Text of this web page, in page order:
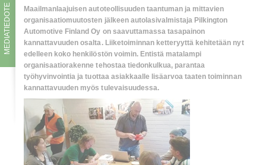
MEDIATIEDOTE
Maailmanlaajuisen autoteollisuuden taantuman ja mittavien
organisaatiomuutosten jälkeen autolasivalmistaja Pilkington
Automotive Finland Oy on saavuttamassa tasapainon
kannattavuuden osalta. Liiketoiminnan ketteryyttä kehitetään nyt
edelleen koko henkilöstön voimin. Entistä matalampi
organisaatiorakenne tehostaa tiedonkulkua, parantaa
työhyvinvointia ja tuottaa asiakkaalle lisäarvoa taaten toiminnan
kannattavuuden myös tulevaisuudessa.